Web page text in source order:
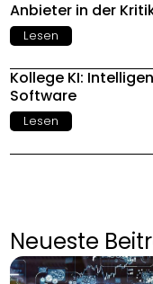
Anbieter in der
Lesen
Kollege KI:
Software
Lesen
Neueste